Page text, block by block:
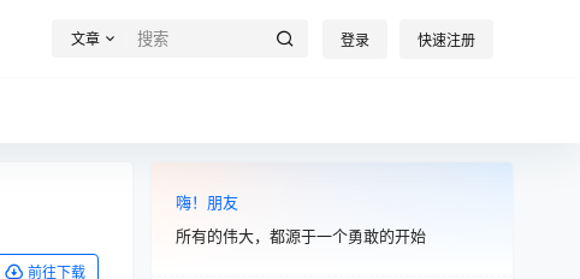
文章 登录 快速注册
前往下载
嗨！朋友
所有的伟大，都源于一个勇敢的开始